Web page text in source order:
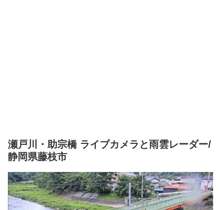
瀬戸川・助宗橋 ライブカメラと雨雲レーダー/
静岡県藤枝市